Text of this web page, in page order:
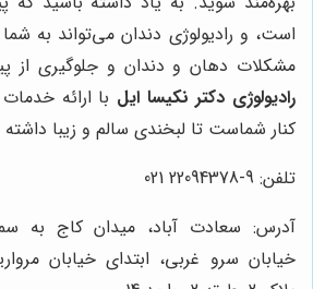
است، و رادیولوژی دندان می‌تواند به
مشکلات دهان و دندان و جلوگیری از
رادیولوژی دکتر نکیسا ایل با ارائه
کنار شماست تا لبخندی سالم و زیبا داشته
تلفن: 9-22094378 021
آدرس: سعادت آباد، میدان کاج به
خیابان سرو غربی، ابتدای خیابان